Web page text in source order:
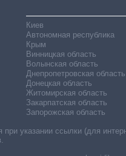
Киев
Автономная республика
Крым
Винницкая область
Волынская область
Днепропетровская область
Донецкая область
Житомирская область
Закарпатская область
Запорожская область
указании ссылки (для